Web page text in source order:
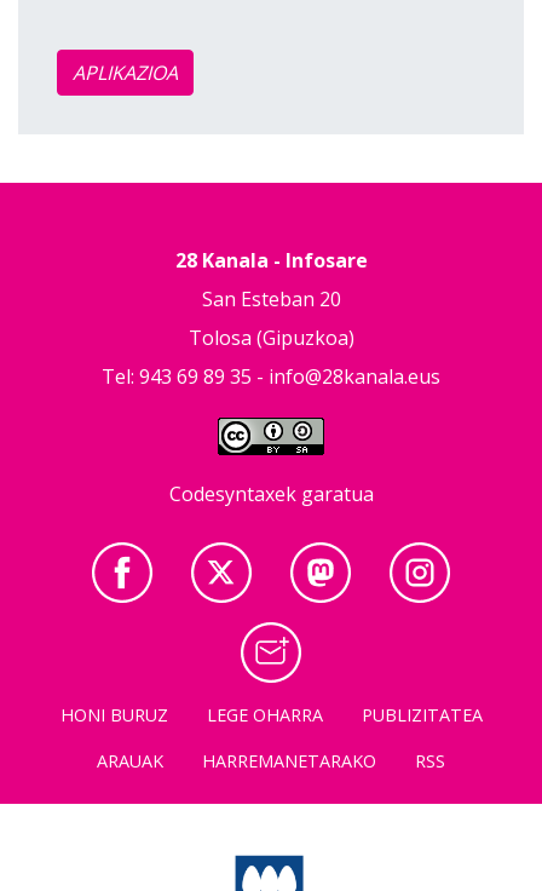
APLIKAZIOA
28 Kanala - Infosare
San Esteban 20
Tolosa (Gipuzkoa)
Tel: 943 69 89 35 - info@28kanala.eus
Codesyntaxek garatua
HONI BURUZ LEGE OHARRA
PUBLIZITATEA
ARAUAK
HARREMANETARAKO RSS